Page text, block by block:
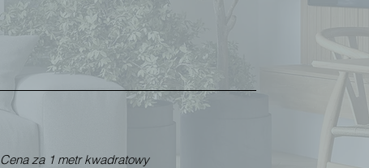
Cena za 1 metr kwadratowy